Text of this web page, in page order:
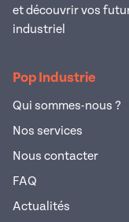
et découvrir vos
industriel
Pop Industrie
Qui sommes-nous ?
Nos services
Nous contacter
FAQ
Actualités